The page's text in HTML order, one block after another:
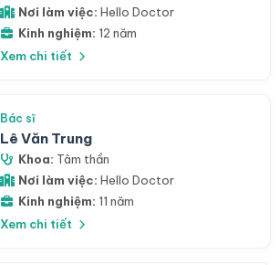
Nơi làm việc: Hello Doctor
Kinh nghiệm: 12 năm
Xem chi tiết
Bác sĩ
Lê Văn Trung
Khoa: Tâm thần
Nơi làm việc: Hello Doctor
Kinh nghiệm: 11 năm
Xem chi tiết